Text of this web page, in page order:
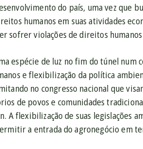
do país, uma vez que
humanos em suas atividades
sofrer violações de direitos
espécie de luz no fim do túnel
e flexibilização da política
no congresso nacional que
de povos e comunidades
A flexibilização de suas legislações
a entrada do agronegócio em